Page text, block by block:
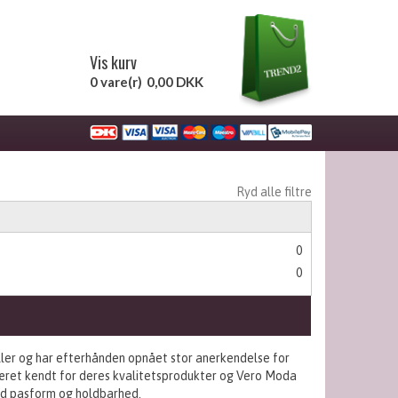
Vis kurv
0 vare(r) 0,00 DKK
Ryd alle filtre
0
0
og har efterhånden opnået stor anerkendelse for
kendt for deres kvalitetsprodukter og Vero Moda
pasform og holdbarhed.